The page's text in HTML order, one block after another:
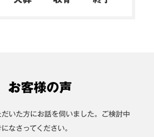
お客様の声
いた方にお話を伺いました。ご検討中
なさってください。